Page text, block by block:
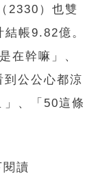
2330）也雙
帳9.82億。
在幹嘛」、
到公公心都涼
」、「50這條
讀